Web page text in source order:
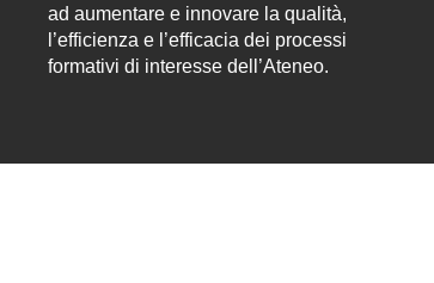
ad aumentare e innovare la qualità,
l’efficienza e l’efficacia dei processi
formativi di interesse dell’Ateneo.